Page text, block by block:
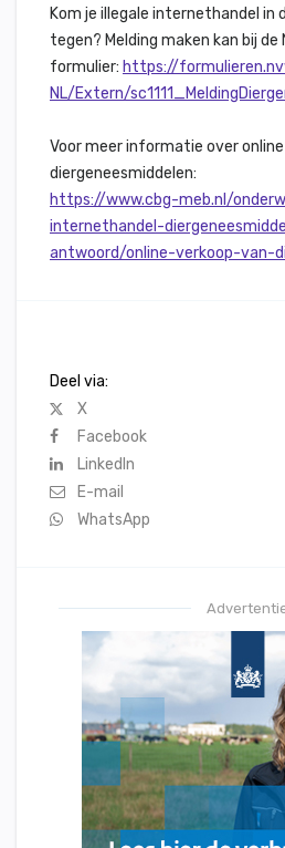
Kom je illegale internethandel in
tegen? Melding maken kan bij de
formulier: https://
NL/Extern/
Voor meer informatie over online
diergeneesmiddelen:
https://www.cbg-meb.nl/
internethandel-
antwoord/online-verkoop-van-
Deel via:
X
Facebook
LinkedIn
E-mail
WhatsApp